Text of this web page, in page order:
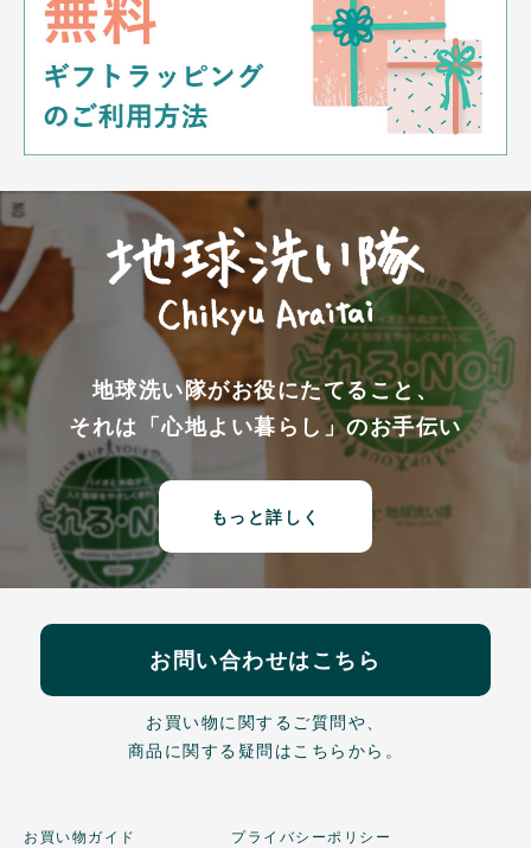
地球洗い隊がお役にたてること、
それは「心地よい暮らし」のお手伝い
もっと詳しく
お問い合わせはこちら
お買い物に関するご質問や、
商品に関する疑問はこちらから。
お買い物ガイド プライバシーポリシー